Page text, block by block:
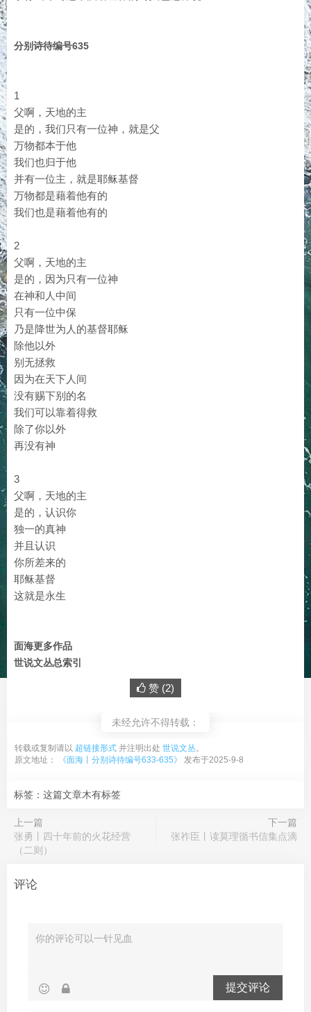
分别诗待编号635
1
父啊，天地的主
是的，我们只有一位神，就是父
万物都本于他
我们也归于他
并有一位主，就是耶稣基督
万物都是藉着他有的
我们也是藉着他有的
2
父啊，天地的主
是的，因为只有一位神
在神和人中间
只有一位中保
乃是降世为人的基督耶稣
除他以外
别无拯救
因为在天下人间
没有赐下别的名
我们可以靠着得救
除了你以外
再没有神
3
父啊，天地的主
是的，认识你
独一的真神
并且认识
你所差来的
耶稣基督
这就是永生
面海更多作品
世说文丛总索引
赞 (2)
未经允许不得转载：
转载或复制请以 超链接形式 并注明出处 世说文丛。
原文地址：
《面海丨分别诗待编号633-635》 发布于2025-9-8
标签：这篇文章木有标签
上一篇
张勇丨四十年前的火花经营
（二则）
下一篇
张祚臣丨读莫理循书信集点滴
评论
提交评论